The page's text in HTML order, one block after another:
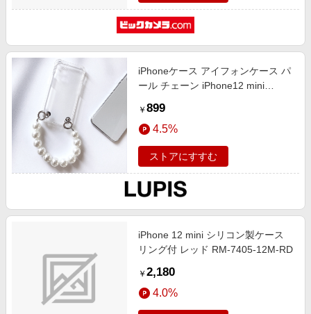
iPhoneケース アイフォンケース パ
ール チェーン iPhone12 mini
トケース かわいい おしゃれ 韓国
￥ 899
4.5%
ストアにすすむ
iPhone 12 mini シリコン製ケース
リング付 レッド RM-7405-12M-RD
￥ 2,180
4.0%